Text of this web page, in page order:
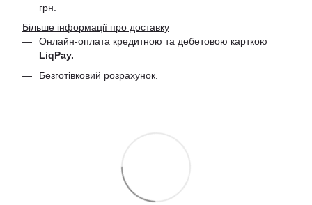
грн.
Більше інформації про доставку
Онлайн-оплата кредитною та дебетовою карткою
LiqPay.
Безготівковий розрахунок.